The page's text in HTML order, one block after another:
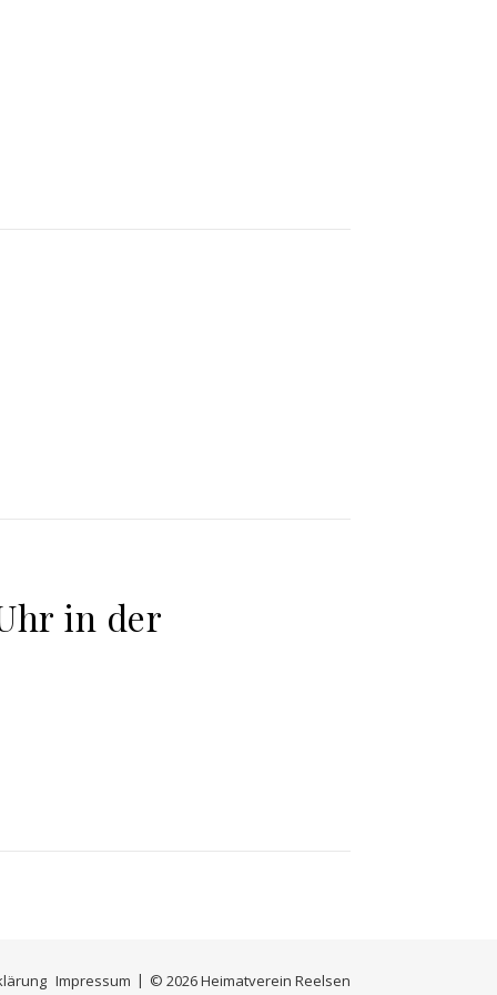
in der
© 2026 Heimatverein Reelsen
Impressum